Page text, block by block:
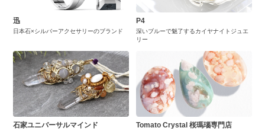
迅
日本石×シルバーアクセサリーのブランド
P4
深いブルーで魅了するカイヤナイトジュエ
リー
石家ユニバーサルマインド Tomato Crystal 桜瑪瑙専門店